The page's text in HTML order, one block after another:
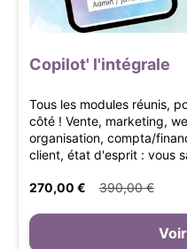
Copilot' l'intégrale
Tous les modules réunis,
côté ! Vente, marketing,
organisation, compta/
client, état d'esprit : vous
270,00 € 390,00 €